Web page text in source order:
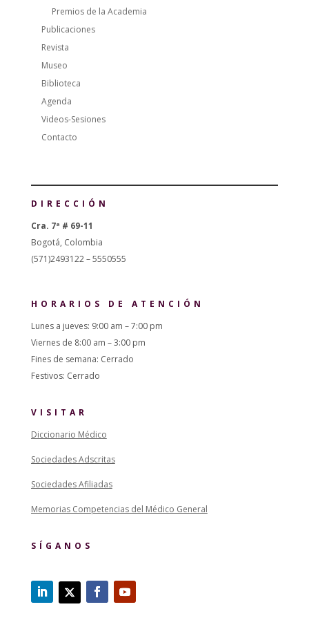
Premios de la Academia
Publicaciones
Revista
Museo
Biblioteca
Agenda
Videos-Sesiones
Contacto
DIRECCIÓN
Cra. 7ª # 69-11
Bogotá, Colombia
(571)2493122 – 5550555
HORARIOS DE ATENCIÓN
Lunes a jueves: 9:00 am – 7:00 pm
Viernes de 8:00 am – 3:00 pm
Fines de semana: Cerrado
Festivos: Cerrado
VISITAR
Diccionario Médico
Sociedades Adscritas
Sociedades Afiliadas
Memorias Competencias del Médico General
SÍGANOS